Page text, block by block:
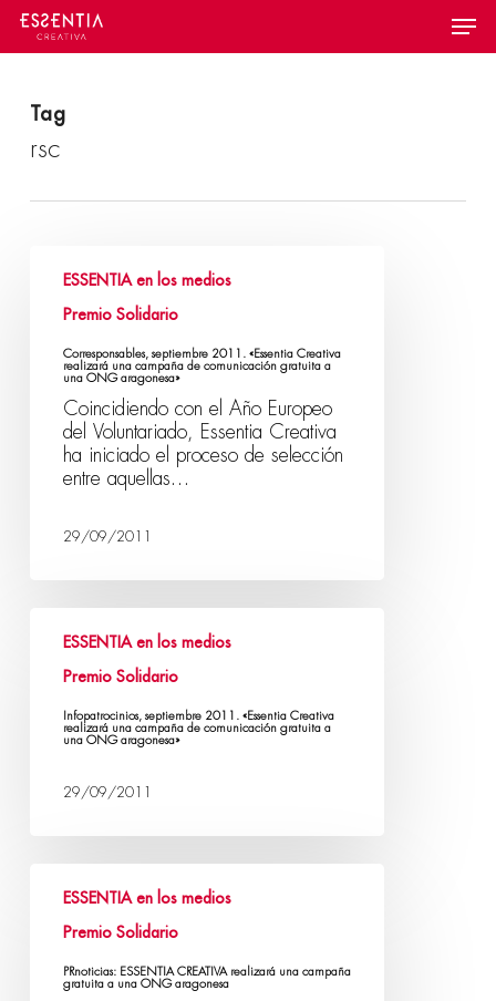
Skip
main
Menu
Tag
rsc
ESSENTIA en los medios
Premio Solidario
Corresponsables, septiembre 2011. «Essentia Creativa
realizará una campaña de comunicación gratuita a
una ONG aragonesa»
Coincidiendo con el Año Europeo
del Voluntariado, Essentia Creativa
ha iniciado el proceso de selección
entre aquellas…
29/09/2011
ESSENTIA en los medios
Premio Solidario
Infopatrocinios, septiembre 2011. «Essentia Creativa
realizará una campaña de comunicación gratuita a
una ONG aragonesa»
29/09/2011
ESSENTIA en los medios
Premio Solidario
PRnoticias: ESSENTIA CREATIVA realizará una campaña
gratuita a una ONG aragonesa